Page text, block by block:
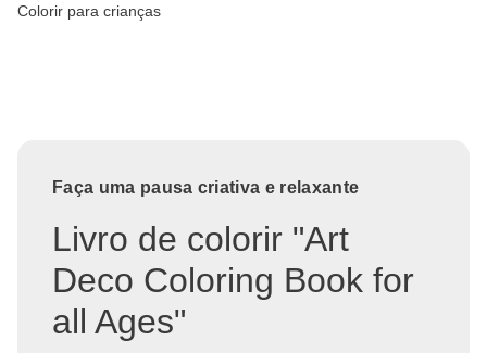
Colorir para crianças
Faça uma pausa criativa e relaxante
Livro de colorir "Art
Deco Coloring Book for
all Ages"